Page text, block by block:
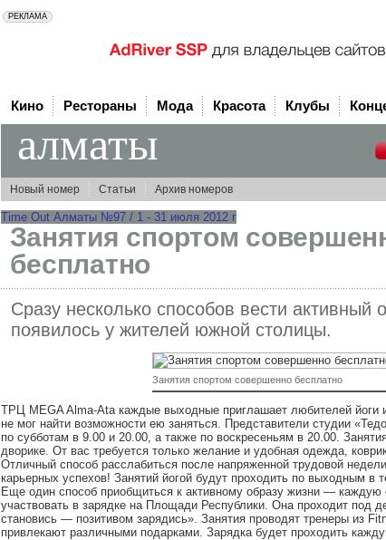
Кино Рестораны Мода Красота Клубы
алматы
Новый номер Статьи Архив номеров
Time Out Алматы №97 / 1 - 31 июля 2012 г
Занятия спортом
бесплатно
Сразу несколько способов вести активный
появилось у жителей южной столицы.
Занятия спортом совершенно бесплатно
ТРЦ MEGA Alma-Ata каждые выходные приглашает любителей йоги
не мог найти возможности ею заняться. Представители студии
по субботам в 9.00 и 20.00, а также по воскресеньям в 20.00.
дворике. От вас требуется только желание и удобная одежда,
Отличный способ расслабиться после напряженной трудовой
карьерных успехов! Занятий йогой будут проходить по выходным в
Еще один способ приобщиться к активному образу жизни — каждую
участвовать в зарядке на Площади Республики. Она проходит под
становись — позитивом зарядись». Занятия проводят тренеры из
привлекают различными подарками. Зарядка будет проходить